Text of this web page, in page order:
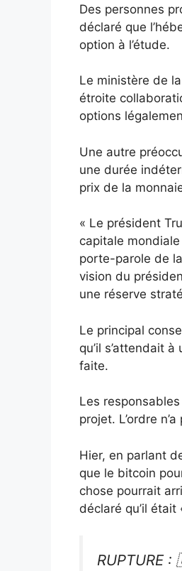
Des personnes
déclaré que
option à l’étude.
Le ministère de
étroite
options
Une autre
une durée
prix de la
« Le président
capitale
porte-parole de
vision du
une réserve
Le principal
qu’il s’attendait
faite.
Les
projet. L’ordre
Hier, en parlant
que le bitcoin
chose pourrait
déclaré qu’il
RUPTURE